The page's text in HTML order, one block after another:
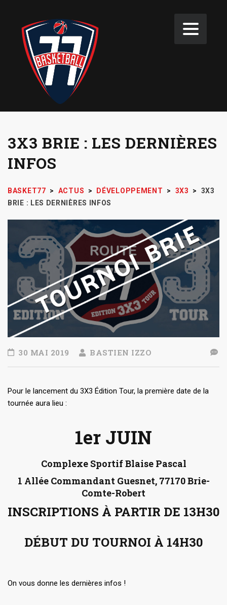
3X3 BRIE : LES DERNIÈRES
INFOS
BASKET77 > ACTUS > DÉVELOPPEMENT > 3X3 >
3X3
BRIE : LES DERNIÈRES INFOS
30 MAI 2019 BASTIEN IZZO
Pour le lancement du 3X3 Édition Tour, la première date de la
tournée aura lieu :
1er JUIN
Complexe Sportif Blaise Pascal
1 Allée Commandant Guesnet, 77170 Brie-
Comte-Robert
INSCRIPTIONS À PARTIR DE 13H30
DÉBUT DU TOURNOI À 14H30
On vous donne les dernières infos !